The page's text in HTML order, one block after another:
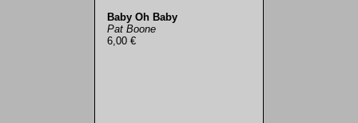
Baby Oh Baby
Pat Boone
6,00 €